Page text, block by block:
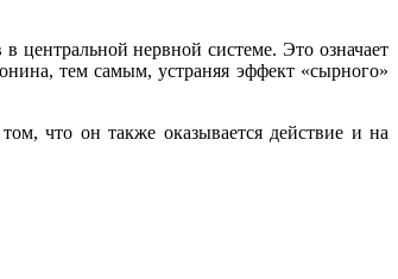
центральной нервной системе. Это означает
тем самым, устраняя эффект «сырного»
что он также оказывается действие и на